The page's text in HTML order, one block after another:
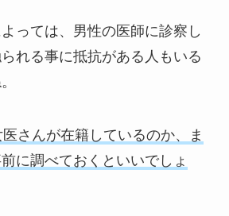
っては、男性の医師に診察し
れる事に抵抗がある人もいる
さんが在籍しているのか、ま
に調べておくといいでしょ